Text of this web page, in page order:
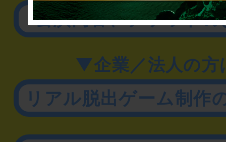
公演内容、チケット
▼企業／法人の方
リアル脱出ゲーム制作